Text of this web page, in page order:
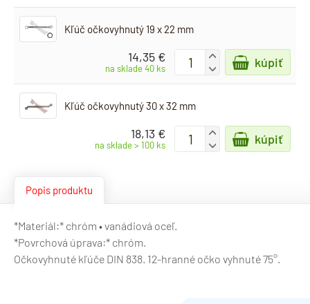
Kľúč očkovyhnutý 19 x 22 mm
14,35 €
na sklade 40 ks
+
-
kúpiť
Kľúč očkovyhnutý 30 x 32 mm
18,13 €
na sklade > 100 ks
+
-
kúpiť
Popis produktu
*Materiál:* chróm • vanádiová oceľ.
*Povrchová úprava:* chróm.
Očkovyhnuté kľúče DIN 838. 12-hranné očko vyhnuté 75°.